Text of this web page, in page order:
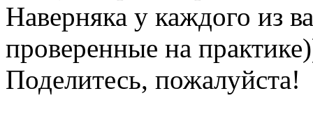
Наверняка у каждого из
проверенные на
Поделитесь, пожалуйста!